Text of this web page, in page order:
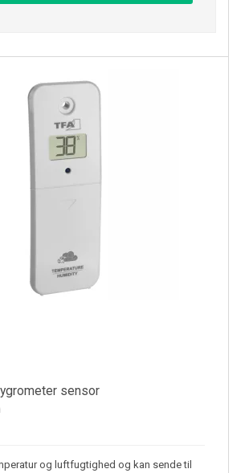
sensor
og luftfugtighed og kan sende til